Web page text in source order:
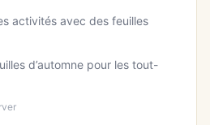
activités avec des feuilles
d’automne pour les tout-